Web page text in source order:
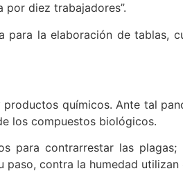
diez trabajadores”.
para la elaboración de tablas,
químicos. Ante tal
los compuestos biológicos.
para contrarrestar las
contra la humedad